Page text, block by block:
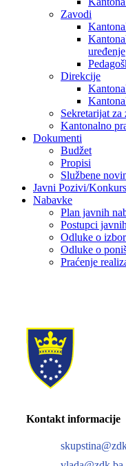
Zavodi
uređenje
Direkcije
Sekretarijat
Kantonalno
Dokumenti
Budžet
Propisi
Službene
Javni Pozivi/
Nabavke
Plan javnih
Postupci
Odluke o
Odluke o
Praćenje
Kontakt informacije